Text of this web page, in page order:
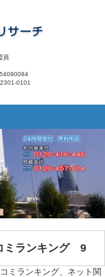
員
0101
ミランキング 9
ミランキング、ネット関